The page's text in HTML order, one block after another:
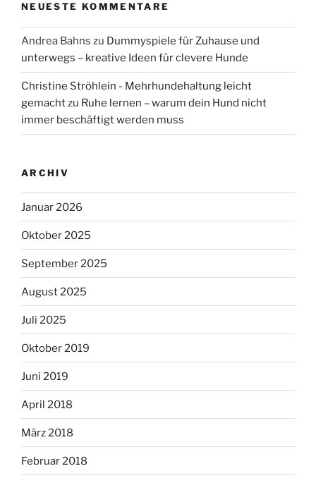
NEUESTE KOMMENTARE
Andrea Bahns zu Dummyspiele für Zuhause und
unterwegs – kreative Ideen für clevere Hunde
Christine Ströhlein - Mehrhundehaltung leicht
gemachtzu Ruhe lernen – warum dein Hund nicht
immer beschäftigt werden muss
ARCHIV
Januar 2026
Oktober 2025
September 2025
August 2025
Juli 2025
Oktober 2019
Juni 2019
April 2018
März 2018
Februar 2018